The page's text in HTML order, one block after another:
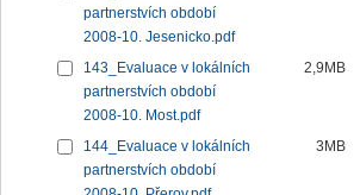
partnerstvích období
2008-10. Jesenicko.pdf
143_Evaluace v lokálních
partnerstvích období
2008-10. Most.pdf
2,9MB
144_Evaluace v lokálních
partnerstvích období
3MB